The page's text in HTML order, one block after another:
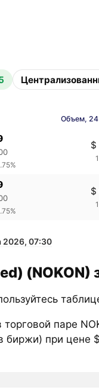
Объем, 24
$
$
2026, 07:30
(NOKON)
паре
при цене